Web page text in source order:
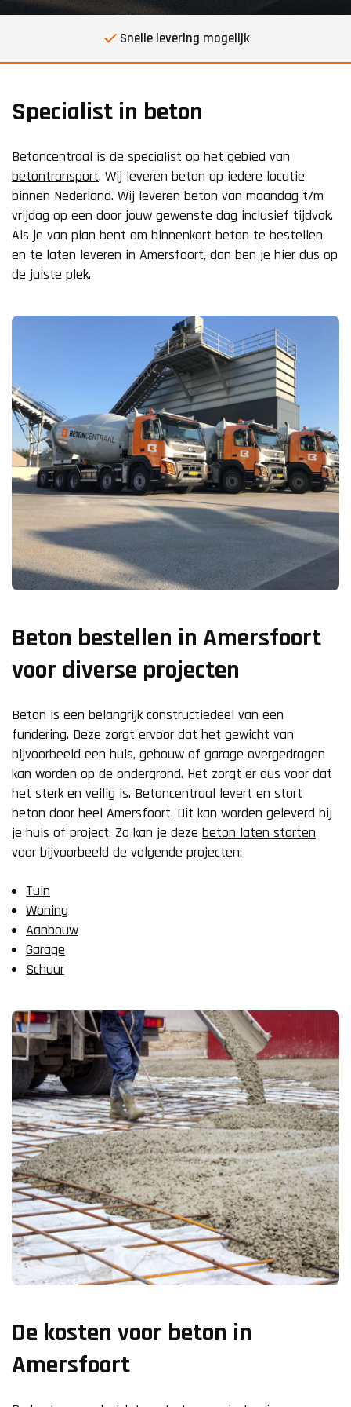
Snelle levering mogelijk
Specialist in beton
Betoncentraal is de specialist op het gebied van
betontransport. Wij leveren beton op iedere locatie
binnen Nederland. Wij leveren beton van maandag t/m
vrijdag op een door jouw gewenste dag inclusief tijdvak.
Als je van plan bent om binnenkort beton te bestellen
en te laten leveren in Amersfoort, dan ben je hier dus op
de juiste plek.
Beton bestellen in Amersfoort
voor diverse projecten
Beton is een belangrijk constructiedeel van een
fundering. Deze zorgt ervoor dat het gewicht van
bijvoorbeeld een huis, gebouw of garage overgedragen
kan worden op de ondergrond. Het zorgt er dus voor dat
het sterk en veilig is. Betoncentraal levert en stort
beton door heel Amersfoort. Dit kan worden geleverd bij
je huis of project. Zo kan je deze beton laten storten
voor bijvoorbeeld de volgende projecten:
Tuin
Woning
Aanbouw
Garage
Schuur
De kosten voor beton in
Amersfoort